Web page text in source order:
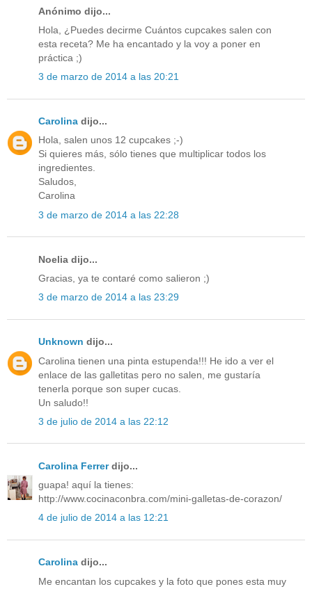
Anónimo dijo...
Hola, ¿Puedes decirme Cuántos cupcakes salen con
esta receta? Me ha encantado y la voy a poner en
práctica ;)
3 de marzo de 2014 a las 20:21
Carolina dijo...
Hola, salen unos 12 cupcakes ;-)
Si quieres más, sólo tienes que multiplicar todos los
ingredientes.
Saludos,
Carolina
3 de marzo de 2014 a las 22:28
Noelia dijo...
Gracias, ya te contaré como salieron ;)
3 de marzo de 2014 a las 23:29
Unknown dijo...
Carolina tienen una pinta estupenda!!! He ido a ver el
enlace de las galletitas pero no salen, me gustaría
tenerla porque son super cucas.
Un saludo!!
3 de julio de 2014 a las 22:12
Carolina Ferrerdijo...
guapa! aquí la tienes:
http://www.cocinaconbra.com/mini-galletas-de-corazon/
4 de julio de 2014 a las 12:21
Carolina dijo...
Me encantan los cupcakes y la foto que pones esta muy